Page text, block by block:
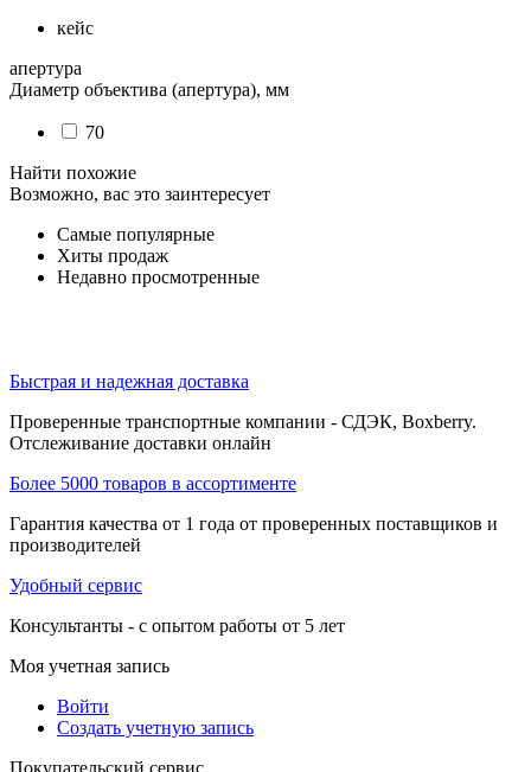
кейс
апертура
Диаметр объектива (апертура), мм
70
Найти похожие
Возможно, вас это заинтересует
Самые популярные
Хиты продаж
Недавно просмотренные
Быстрая и надежная доставка
Проверенные транспортные компании - СДЭК, Boxberry.
Отслеживание доставки онлайн
Более 5000 товаров в ассортименте
Гарантия качества от 1 года от проверенных поставщиков и
производителей
Удобный сервис
Консультанты - с опытом работы от 5 лет
Моя учетная запись
Войти
Создать учетную запись